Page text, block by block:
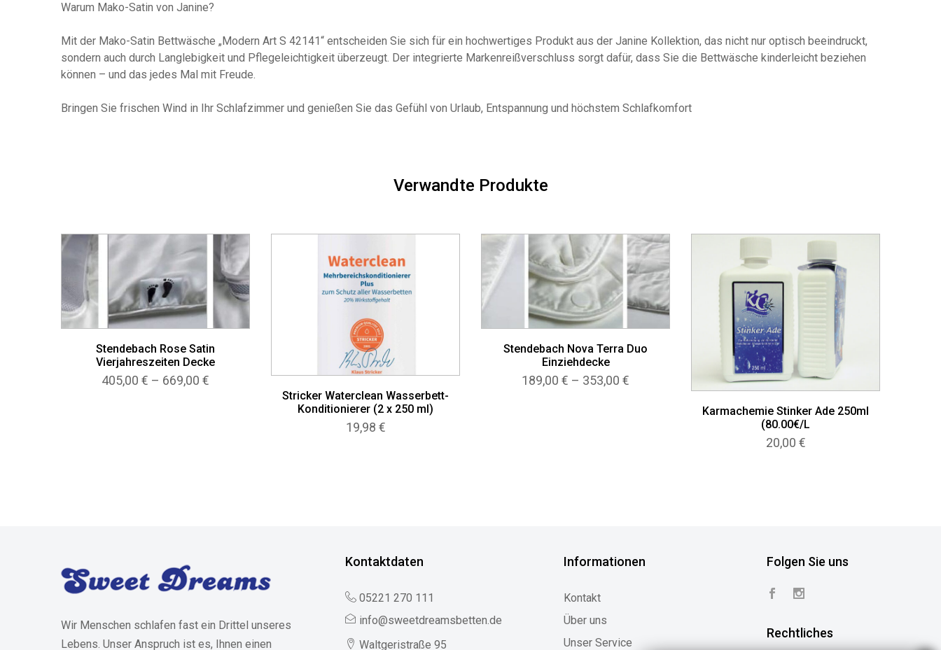
Warum Mako-Satin von Janine?
Mit der Mako-Satin Bettwäsche „Modern Art S 42141“ entscheiden Sie sich für ein hochwertiges Produkt aus der Janine Kollektion, das nicht nur optisch beeindruckt,
sondern auch durch Langlebigkeit und Pflegeleichtigkeit überzeugt. Der integrierte Markenreißverschluss sorgt dafür, dass Sie die Bettwäsche kinderleicht beziehen
können – und das jedes Mal mit Freude.
Bringen Sie frischen Wind in Ihr Schlafzimmer und genießen Sie das Gefühl von Urlaub, Entspannung und höchstem Schlafkomfort
Verwandte Produkte
Stendebach Rose Satin
Vierjahreszeiten Decke
405,00 € – 669,00 € Preisspanne:
Stricker Waterclean Wasserbett-
Konditionierer (2 x 250 ml)
19,98 €
Stendebach Nova Terra Duo
Einziehdecke
189,00 € – 353,00 €
Karmachemie Stinker Ade 250ml
(80.00€/L
20,00 €
Wir Menschen schlafen fast ein Drittel unseres
Lebens. Unser Anspruch ist es, Ihnen einen
Kontaktdaten
05221 270 111
info@sweetdreamsbetten.de
Waltgeristraße 95
Informationen
Kontakt
Über uns
Unser Service
Folgen Sie uns
Rechtliches